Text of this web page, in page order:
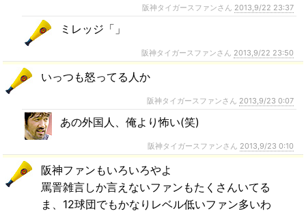
阪神タイガースファンさん 2013,9/22 23:37
ミレッジ「」
阪神タイガースファンさん 2013,9/22 23:50
いっつも怒ってる人か
阪神タイガースファンさん 2013,9/23 0:07
あの外国人、俺より怖い(笑)
阪神タイガースファンさん 2013,9/23 0:10
阪神ファンもいろいろやよ
罵詈雑言しか言えないファンもたくさんいてる
ま、12球団でもかなりレベル低いファン多いわ